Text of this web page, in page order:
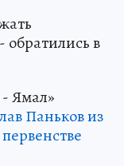
обратились в
Ямал»
Паньков из